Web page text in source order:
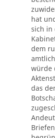
hat
sich in
dem
würde
das